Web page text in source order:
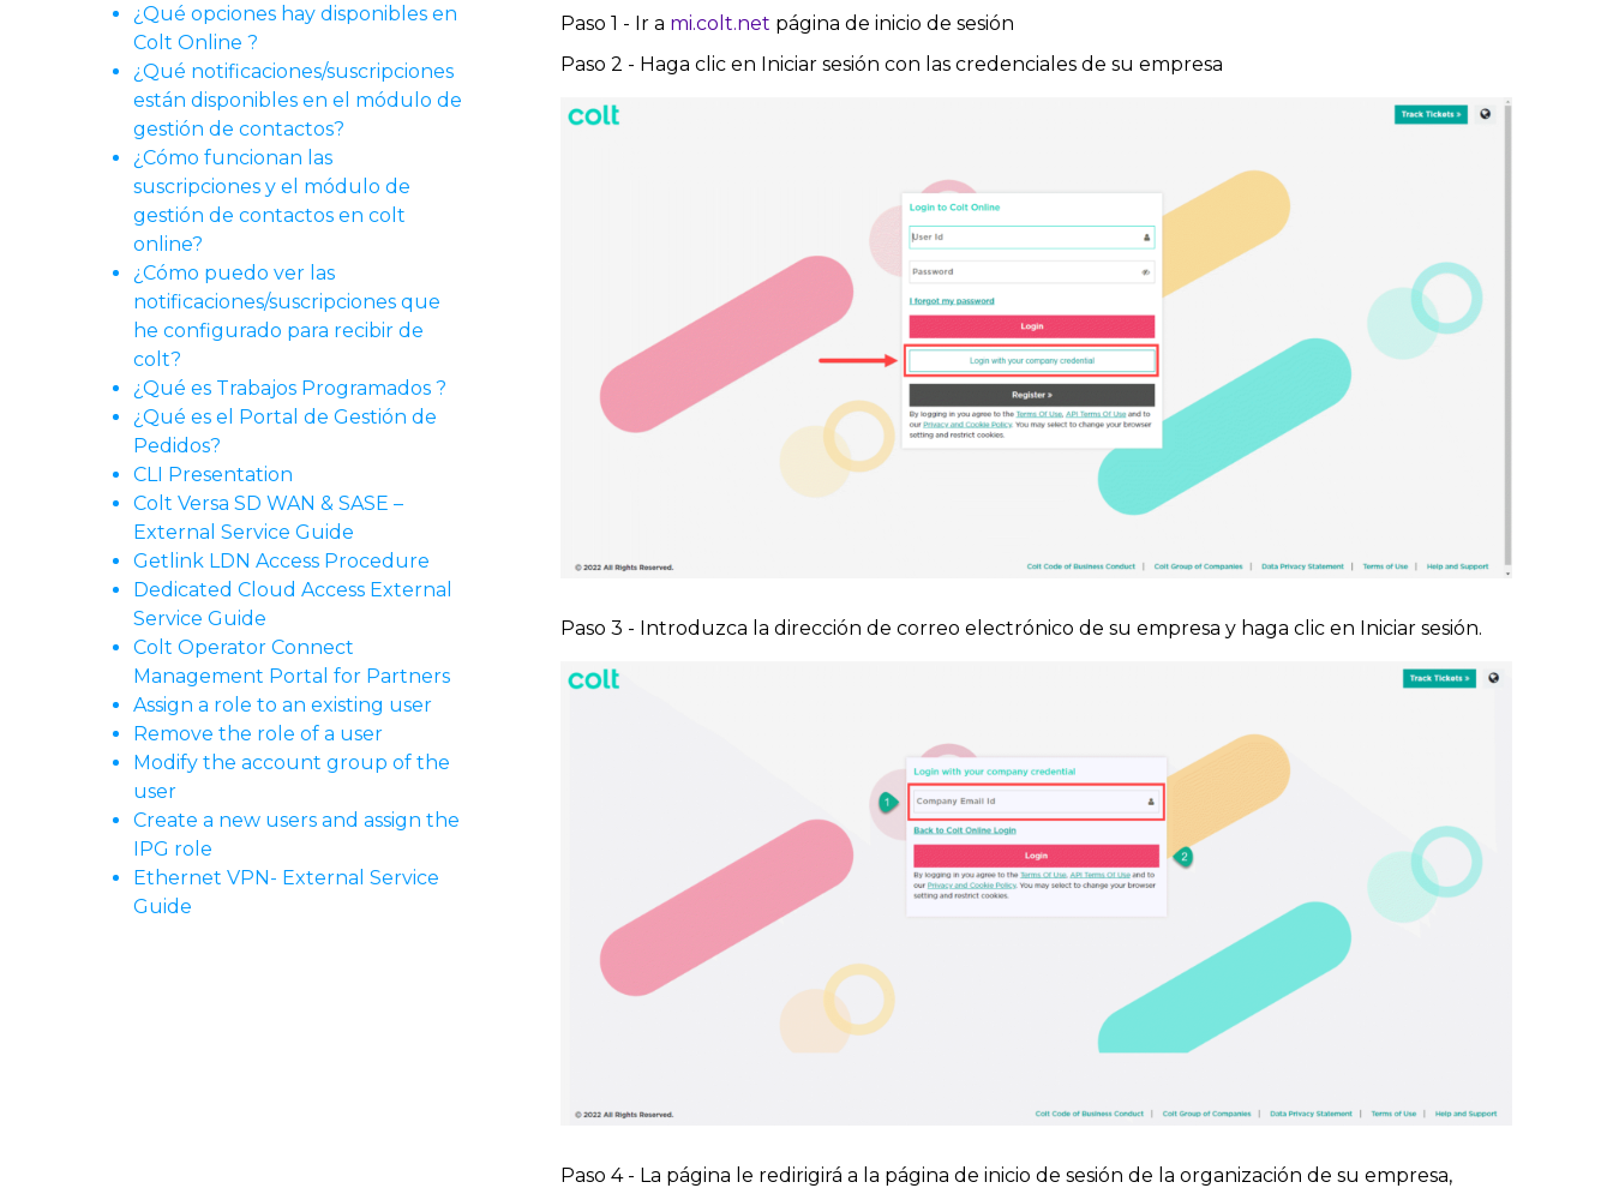
¿Qué opciones hay disponibles en
Colt Online ?
¿Qué notificaciones/suscripciones
están disponibles en el módulo de
gestión de contactos?
¿Cómo funcionan las
suscripciones y el módulo de
gestión de contactos en colt
online?
¿Cómo puedo ver las
notificaciones/suscripciones que
he configurado para recibir de
colt?
¿Qué es Trabajos Programados ?
¿Qué es el Portal de Gestión de
Pedidos?
CLI Presentation
Colt Versa SD WAN & SASE –
External Service Guide
Getlink LDN Access Procedure
Dedicated Cloud Access External
Service Guide
Colt Operator Connect
Management Portal for Partners
Assign a role to an existing user
Remove the role of a user
Modify the account group of the
user
Create a new users and assign the
IPG role
Ethernet VPN- External Service
Guide
Paso 1 - Ir a mi.colt.net página de inicio de sesión
Paso 2 - Haga clic en Iniciar sesión con las credenciales de su empresa
Paso 3 - Introduzca la dirección de correo electrónico de su empresa y haga clic en Iniciar sesión.
Paso 4 - La página le redirigirá a la página de inicio de sesión de la organización de su empresa,